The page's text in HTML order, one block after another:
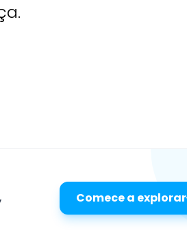
Comece a explorar